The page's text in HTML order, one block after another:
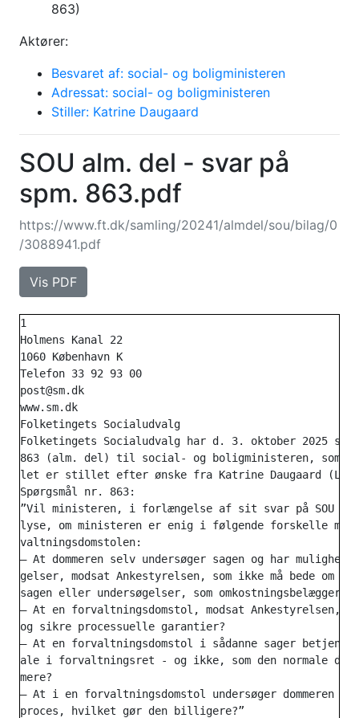
863)
Aktører:
Besvaret af: social- og boligministeren
Adressat: social- og boligministeren
Stiller: Katrine Daugaard
SOU alm. del - svar på
spm. 863.pdf
https://www.ft.dk/samling/20241/almdel/sou/bilag/0
/3088941.pdf
Vis PDF
1
Holmens Kanal 22
1060 København K
Telefon 33 92 93 00
post@sm.dk
www.sm.dk
Folketingets Socialudvalg
Folketingets Socialudvalg har d. 3. oktober 2025
863 (alm. del) til social- og boligministeren, som
let er stillet efter ønske fra Katrine Daugaard (LA).
Spørgsmål nr. 863:
”Vil ministeren, i forlængelse af sit svar på SOU
lyse, om ministeren er enig i følgende forskelle
valtningsdomstolen:
– At dommeren selv undersøger sagen og har
gelser, modsat Ankestyrelsen, som ikke må bede om
sagen eller undersøgelser, som omkostningsbelægger
– At en forvaltningsdomstol, modsat Ankestyrelsen,
og sikre processuelle garantier?
– At en forvaltningsdomstol i sådanne sager betjenes
ale i forvaltningsret - og ikke, som den normale
mere?
– At i en forvaltningsdomstol undersøger
proces, hvilket gør den billigere?”